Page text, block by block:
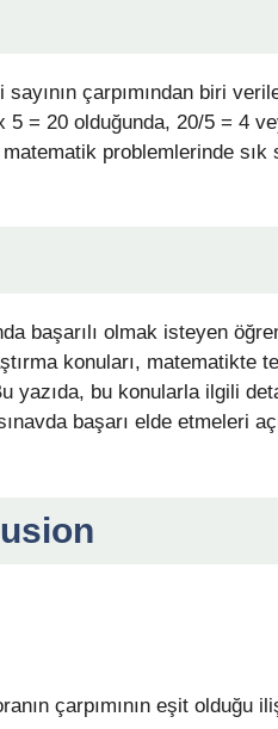
çarpımından biri
5 = 20 olduğunda, 20/5 = 4
problemlerinde sık
başarılı olmak isteyen
konuları, matematikte
yazıda, bu konularla ilgili
başarı elde etmeleri
çarpımının eşit olduğu